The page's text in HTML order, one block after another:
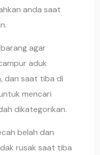
anda saat
agar
aduk
dan saat tiba di
mencari
dikategorikan.
belah dan
rusak saat tiba